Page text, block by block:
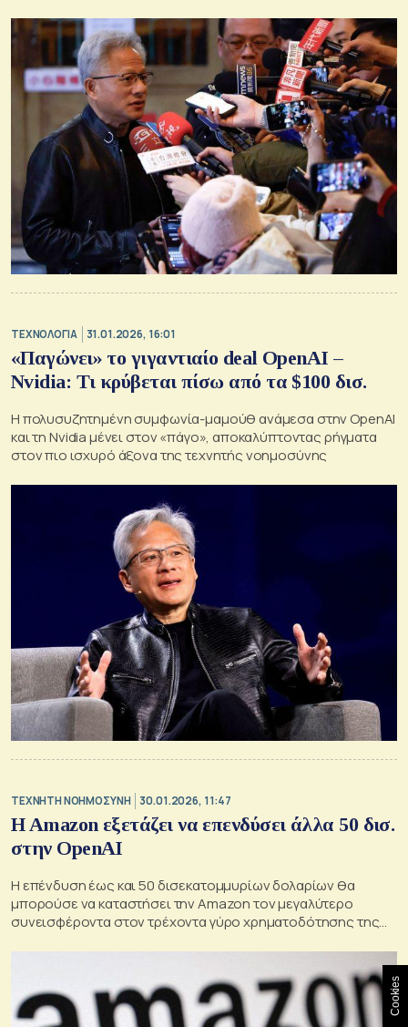
ΤΕΧΝΟΛΟΓΙΑ 31.01.2026, 16:01
«Παγώνει» το γιγαντιαίο deal OpenAI –
Nvidia: Τι κρύβεται πίσω από τα $100 δισ.
Η πολυσυζητημένη συμφωνία-μαμούθ ανάμεσα στην OpenAI
και τη Nvidia μένει στον «πάγο», αποκαλύπτοντας ρήγματα
στον πιο ισχυρό άξονα της τεχνητής νοημοσύνης
TΕΧΝΗΤΗ ΝΟΗΜΟΣΥΝΗ 30.01.2026, 11:47
H Amazon εξετάζει να επενδύσει άλλα 50 δισ.
στην OpenAI
Η επένδυση έως και 50 δισεκατομμυρίων δολαρίων θα
μπορούσε να καταστήσει την Amazon τον μεγαλύτερο
συνεισφέροντα στον τρέχοντα γύρο χρηματοδότησης της
Cookies